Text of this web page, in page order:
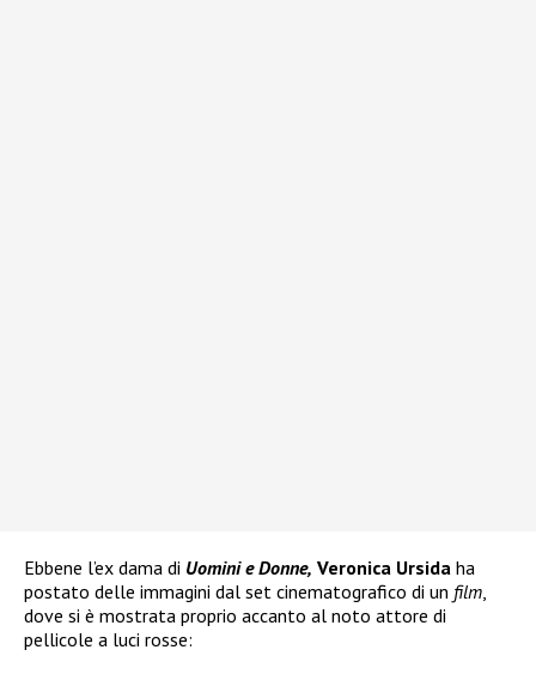
Ebbene l’ex dama di Uomini e Donne, Veronica Ursida ha
postato delle immagini dal set cinematografico di un film,
dove si è mostrata proprio accanto al noto attore di
pellicole a luci rosse: